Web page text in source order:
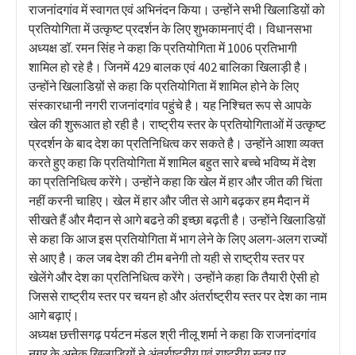
राजनांदगांव में स्वागत एवं अभिनंदन किया। उन्होंने सभी खिलाडिय़ों को
प्रतियोगिता में उत्कृष्ट प्रदर्शन के लिए शुभकामनाएं दी। विधानसभा
अध्यक्ष डॉ. रमन सिंह ने कहा कि प्रतियोगिता में 1006 प्रतिभागी
शामिल हो रहे है। जिनमें 429 बालक एवं 402 बालिका खिलाड़ी है।
उन्होंने खिलाडिय़ों से कहा कि प्रतियोगिता में शामिल होने के लिए
संस्कारधानी नगरी राजनांदगांव पहुंचे है। यह निश्चित रूप से आपके
खेल की शुरूआत हो रही है। राष्ट्रीय स्तर के प्रतियोगिताओं में उत्कृष्ट
प्रदर्शन के बाद देश का प्रतिनिधित्व कर सकते है। उन्होंने आशा व्यक्त
करते हुए कहा कि प्रतियोगिता में शामिल बहुत सारे बच्चे भविष्य में देश
का प्रतिनिधित्व करेंगे। उन्होंने कहा कि खेल में हार और जीत की चिंता
नहीं करनी चाहिए। खेल में हार और जीत से आगे बढ़कर हम मैदान में
सीखते हैं और मैदान से आगे बढऩे की इच्छा बढ़ती है। उन्होंने खिलाडिय़ों
से कहा कि आज इस प्रतियोगिता में भाग लेने के लिए अलग-अलग राज्यों
से आए है। कल जब देश की टीम बनेगी तो यही से राष्ट्रीय स्तर पर
खेलेंगे और देश का प्रतिनिधित्व करेंगे। उन्होंने कहा कि तैयारी ऐसी हो
जिससे राष्ट्रीय स्तर पर चयन हो और अंतर्राष्ट्रीय स्तर पर देश का नाम
आगे बढ़ाएं।
अध्यक्ष छत्तीसगढ़ पर्यटन मंडल श्री नीलू शर्मा ने कहा कि राजनांदगांव